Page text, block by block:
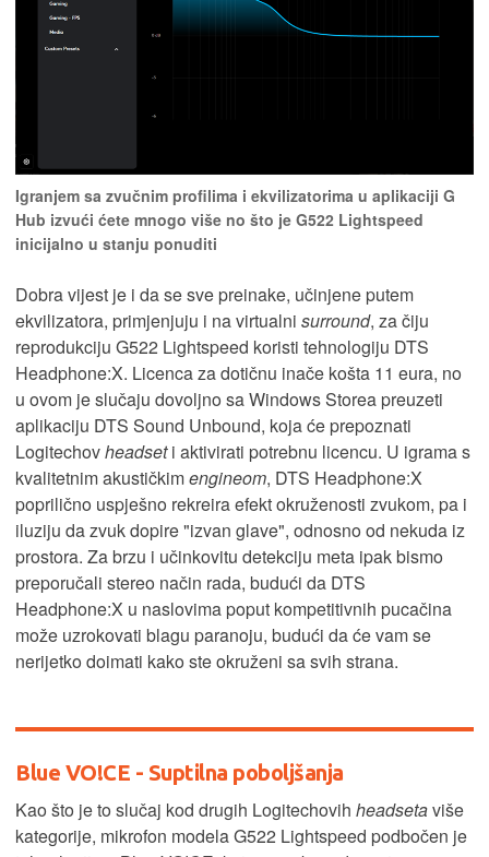
Igranjem sa zvučnim profilima i ekvilizatorima u aplikaciji G
Hub izvući ćete mnogo više no što je G522 Lightspeed
inicijalno u stanju ponuditi
Dobra vijest je i da se sve preinake, učinjene putem
ekvilizatora, primjenjuju i na virtualni surround, za čiju
reprodukciju G522 Lightspeed koristi tehnologiju DTS
Headphone:X. Licenca za dotičnu inače košta 11 eura, no
u ovom je slučaju dovoljno sa Windows Storea preuzeti
aplikaciju DTS Sound Unbound, koja će prepoznati
Logitechovheadseti aktivirati potrebnu licencu. U igrama s
kvalitetnim akustičkimengineom, DTS Headphone:X
poprilično uspješno rekreira efekt okruženosti zvukom, pa i
iluziju da zvuk dopire "izvan glave", odnosno od nekuda iz
prostora. Za brzu i učinkovitu detekciju meta ipak bismo
preporučali stereo način rada, budući da DTS
Headphone:X u naslovima poput kompetitivnih pucačina
može uzrokovati blagu paranoju, budući da će vam se
nerijetko doimati kako ste okruženi sa svih strana.
Blue VO!CE - Suptilna poboljšanja
Kao što je to slučaj kod drugih Logitechovih headsetaviše
kategorije, mikrofon modela G522 Lightspeed podbočen je